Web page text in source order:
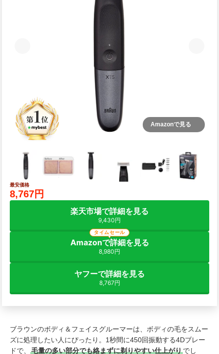
Amazonで見る
最安価格
8,767円
楽天市場で詳細を見る
9,430円
Amazonで詳細を見る
8,980円
タイムセール
ヤフーで詳細を見る
8,767円
ブラウンのボディ＆フェイスグルーマーは、ボディの毛をスムー
ズに処理したい人にぴったり。1秒間に450回振動する4Dブレー
ドで、
毛量の多い部分でも絡まずに剃りやすい仕上がりでし